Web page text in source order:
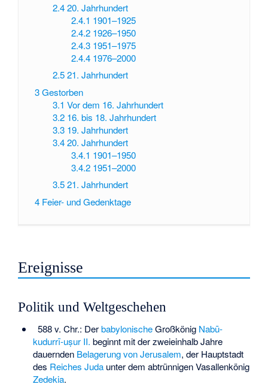
2.4 20. Jahrhundert
2.4.1 1901–1925
2.4.2 1926–1950
2.4.3 1951–1975
2.4.4 1976–2000
2.5 21. Jahrhundert
3Gestorben
3.1 Vor dem 16. Jahrhundert
3.2 16. bis 18. Jahrhundert
3.3 19. Jahrhundert
3.4 20. Jahrhundert
3.4.1 1901–1950
3.4.2 1951–2000
3.5 21. Jahrhundert
4 Feier- und Gedenktage
Ereignisse
Politik und Weltgeschehen
588 v. Chr.: DerbabylonischeGroßkönig Nabū-
kudurrī-uṣur II. beginnt mit der zweieinhalb Jahre
dauernden Belagerung von Jerusalem, der Hauptstadt
des Reiches Judaunter dem abtrünnigen Vasallenkönig
Zedekia.